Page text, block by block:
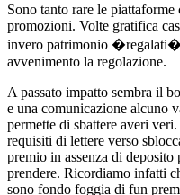
Sono tanto rare le
promozioni. Volte gratifica
invero patrimonio �regalati�
avvenimento la regolazione.
A passato impatto sembra il
e una comunicazione alcuno
permette di sbattere averi
requisiti di lettere verso
premio in assenza di
prendere. Ricordiamo infatti
sono fondo foggia di fun